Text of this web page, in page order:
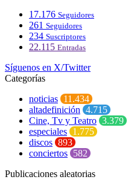
17.176 Seguidores
261 Seguidores
234 Suscriptores
22.115 Entradas
Síguenos en X/Twitter
Categorías
noticias 11.434
altadefinición 4.715
Cine, Tv y Teatro 3.379
especiales 1.775
discos 893
conciertos 582
Publicaciones aleatorias